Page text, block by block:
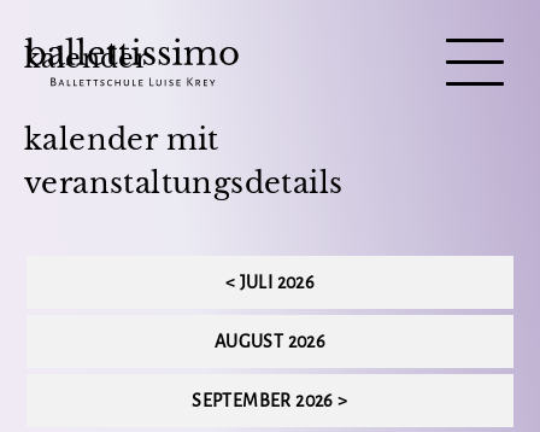
kalender
kalender mit
veranstaltungsdetails
< JULI 2026
AUGUST 2026
SEPTEMBER 2026 >